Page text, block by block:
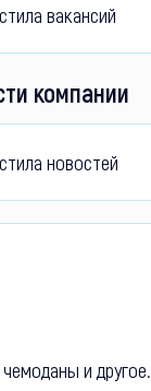
вакансий
компании
новостей
и другое.